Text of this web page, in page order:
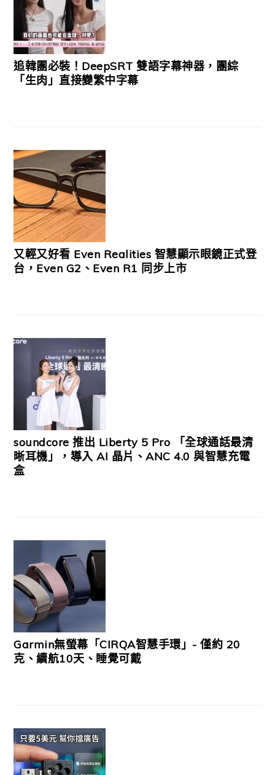
追韓團必裝！DeepSRT 雙語字幕神器，團綜
「生肉」直接變繁中字幕
又輕又好看 Even Realities 智慧顯示眼鏡正式登
台，Even G2、Even R1 同步上市
soundcore 推出 Liberty 5 Pro 「全球通話最清
晰耳機」，導入 AI 晶片、ANC 4.0 與智慧充電
盒
Garmin無螢幕「CIRQA智慧手環」- 僅約 20
克、續航10天、睡覺可戴